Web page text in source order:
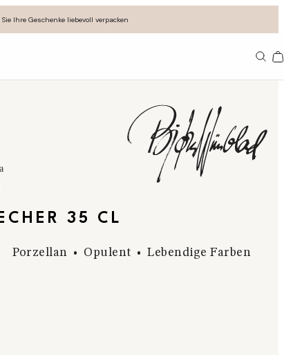
Ihre Geschenke liebevoll verpacken
35 CL
Porzellan Opulent Lebendige Farben